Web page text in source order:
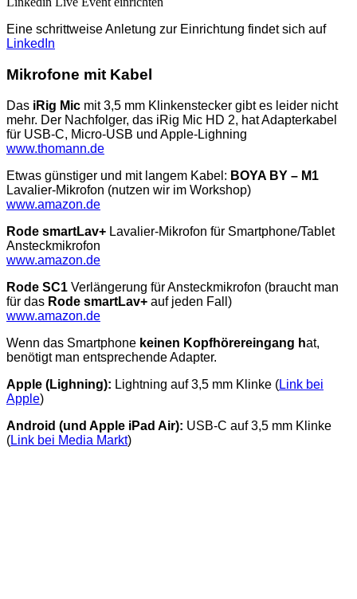
Eine schrittweise Anletung zur Einrichtung findet sich auf
LinkedIn
Mikrofone mit Kabel
Das iRig Mic mit 3,5 mm Klinkenstecker gibt es leider nicht
mehr. Der Nachfolger, das iRig Mic HD 2, hat Adapterkabel
für USB-C, Micro-USB und Apple-Lighning
www.thomann.de
Etwas günstiger und mit langem Kabel: BOYA BY – M1
Lavalier-Mikrofon (nutzen wir im Workshop)
www.amazon.de
Rode smartLav+ Lavalier-Mikrofon für Smartphone/Tablet
Ansteckmikrofon
www.amazon.de
Rode SC1 Verlängerung für Ansteckmikrofon (braucht man
für das Rode smartLav+ auf jeden Fall)
www.amazon.de
Wenn das Smartphone keinen Kopfhörereingang hat,
benötigt man entsprechende Adapter.
Apple (Lighning): Lightning auf 3,5 mm Klinke (Link bei
Apple)
Android (und Apple iPad Air): USB-C auf 3,5 mm Klinke
(Link bei Media Markt)